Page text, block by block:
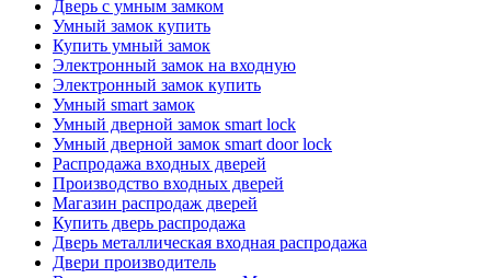
Дверь с умным замком
Умный замок купить
Купить умный замок
Электронный замок на входную
Электронный замок купить
Умный smart замок
Умный дверной замок smart lock
Умный дверной замок smart door lock
Распродажа входных дверей
Производство входных дверей
Магазин распродаж дверей
Купить дверь распродажа
Дверь металлическая входная распродажа
Двери производитель